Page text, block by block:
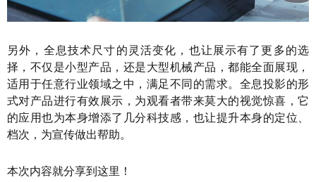
另外，全息技术尺寸的灵活变化，也让展示有了更多的选
择，不仅是小型产品，还是大型机械产品，都能全面展现，
适用于任意行业领域之中，满足不同的需求。全息投影的形
式对产品进行有效展示，为观看者带来莫大的视觉惊喜，它
的应用也为本身增添了几分科技感，也让提升本身的定位、
档次，为宣传做出帮助。
本次内容就分享到这里！